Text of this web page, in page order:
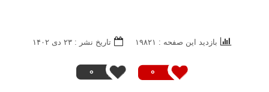
0
0
بازدید این صفحه : ۱۹۸۲۱ تاریخ نشر : ۲۳ دی ۱۴۰۲